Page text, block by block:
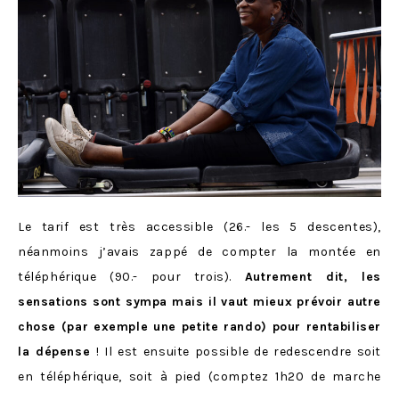
Le tarif est très accessible (26.- les 5 descentes),
néanmoins j’avais zappé de compter la montée en
téléphérique (90.- pour trois). Autrement dit, les
sensations sont sympa mais il vaut mieux prévoir autre
chose (par exemple une petite rando) pour rentabiliser
la dépense ! Il est ensuite possible de redescendre soit
en téléphérique, soit à pied (comptez 1h20 de marche